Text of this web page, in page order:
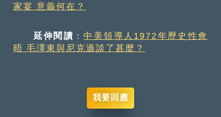
家宴 意義何在？
延伸閱讀 ： 中美領導人1972年歷史性會
晤 毛澤東與尼克遜談了甚麼？
我要回應